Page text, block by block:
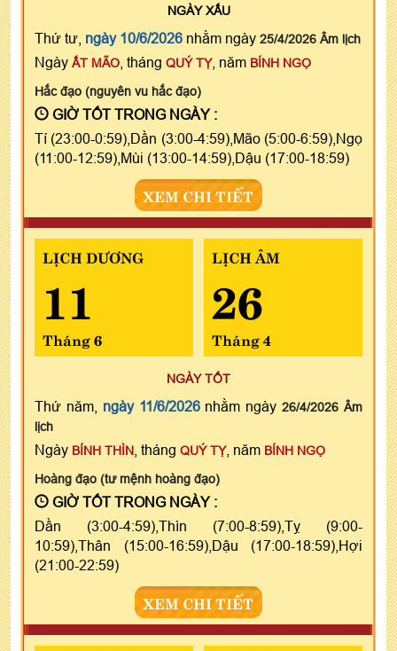
NGÀYXẤU
Thứ tư, ngày 10/6/2026 nhằm ngày 25/4/2026 Âm lịch
Ngày ẤT MÃO , tháng QUÝ TỴ, năm BÍNH NGỌ
Hắc đạo (nguyên vu hắc đạo)
GIỜ TỐT TRONG NGÀY :
Tí (23:00-0:59),Dần (3:00-4:59),Mão (5:00-6:59),Ngọ
(11:00-12:59),Mùi (13:00-14:59),Dậu (17:00-18:59)
XEM CHI TIẾT
LỊCH DƯƠNG
11
Tháng 6
LỊCH ÂM
26
Tháng 4
NGÀY TỐT
Thứ năm, ngày 11/6/2026nhằm ngày26/4/2026 Âm
lịch
Ngày BÍNH THÌN , tháng QUÝ TỴ, năm BÍNH NGỌ
Hoàng đạo (tư mệnh hoàng đạo)
GIỜ TỐT TRONG NGÀY :
Dần (3:00-4:59),Thìn (7:00-8:59),Tỵ (9:00-
10:59),Thân (15:00-16:59),Dậu (17:00-18:59),Hợi
(21:00-22:59)
XEM CHI TIẾT